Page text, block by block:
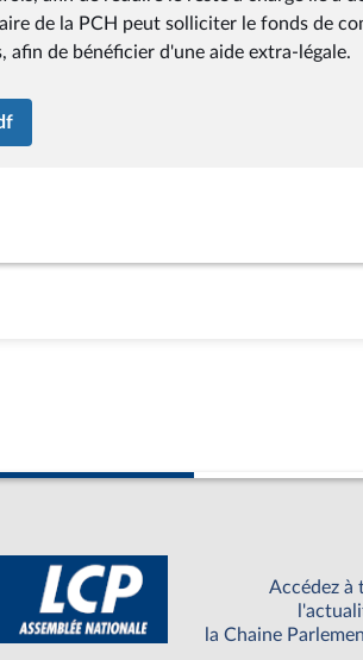
de la PCH peut solliciter le fonds de
afin de bénéficier d'une aide extra-légale.
Accédez à
la Chaine